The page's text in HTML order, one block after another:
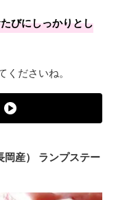
びにしっかりとし
ださいね。
岡産） ランプステー